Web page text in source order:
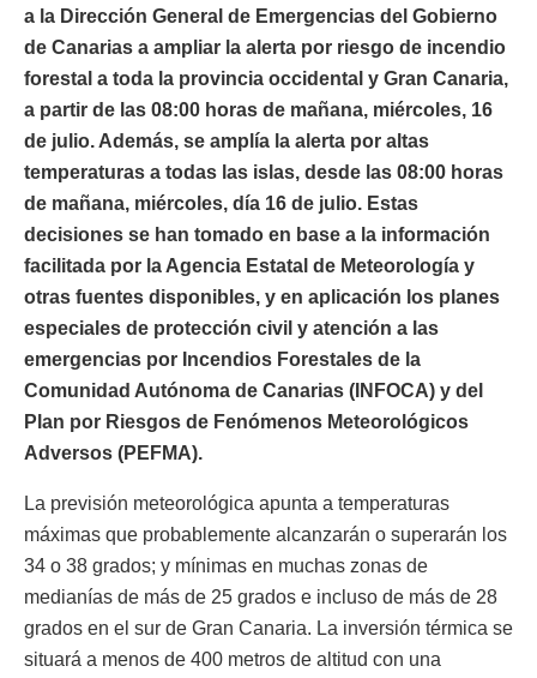
a la Dirección General de Emergencias del Gobierno
de Canarias a ampliar la alerta por riesgo de incendio
forestal a toda la provincia occidental y Gran Canaria,
a partir de las 08:00 horas de mañana, miércoles, 16
de julio. Además, se amplía la alerta por altas
temperaturas a todas las islas, desde las 08:00 horas
de mañana, miércoles, día 16 de julio. Estas
decisiones se han tomado en base a la información
facilitada por la Agencia Estatal de Meteorología y
otras fuentes disponibles, y en aplicación los planes
especiales de protección civil y atención a las
emergencias por Incendios Forestales de la
Comunidad Autónoma de Canarias (INFOCA) y del
Plan por Riesgos de Fenómenos Meteorológicos
Adversos (PEFMA).
La previsión meteorológica apunta a temperaturas
máximas que probablemente alcanzarán o superarán los
34 o 38 grados; y mínimas en muchas zonas de
medianías de más de 25 grados e incluso de más de 28
grados en el sur de Gran Canaria. La inversión térmica se
situará a menos de 400 metros de altitud con una